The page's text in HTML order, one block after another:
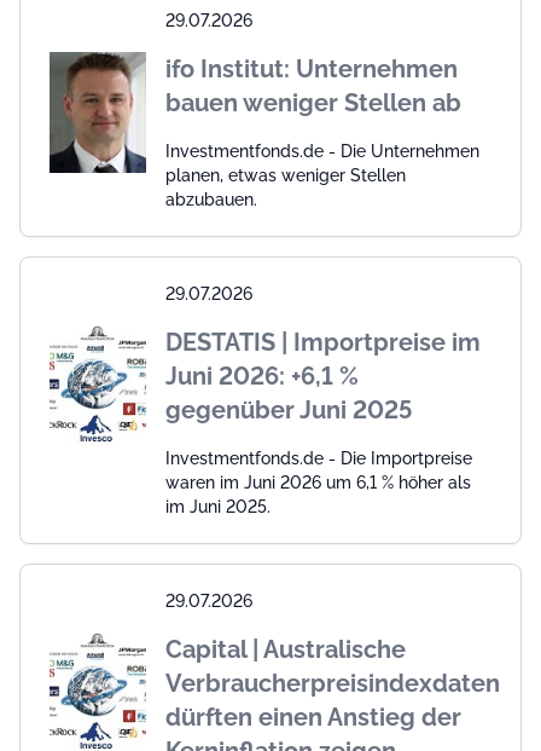
29.07.2026
ifo Institut: Unternehmen
bauen weniger Stellen ab
Investmentfonds.de - Die Unternehmen
planen, etwas weniger Stellen
abzubauen.
29.07.2026
DESTATIS | Importpreise im
Juni 2026: +6,1 %
gegenüber Juni 2025
Investmentfonds.de - Die Importpreise
waren im Juni 2026 um 6,1 % höher als
im Juni 2025.
29.07.2026
Capital | Australische
Verbraucherpreisindexdaten
dürften einen Anstieg der